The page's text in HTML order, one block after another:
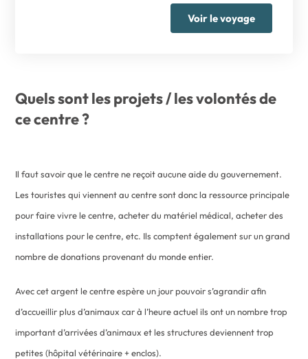
Voir le voyage
Quels sont les projets / les volontés de
ce centre ?
Il faut savoir que le centre ne reçoit aucune aide du gouvernement.
Les touristes qui viennent au centre sont donc la ressource principale
pour faire vivre le centre, acheter du matériel médical, acheter des
installations pour le centre, etc. Ils comptent également sur un grand
nombre de donations provenant du monde entier.
Avec cet argent le centre espère un jour pouvoir s’agrandir afin
d’accueillir plus d’animaux car à l’heure actuel ils ont un nombre trop
important d’arrivées d’animaux et les structures deviennent trop
petites (hôpital vétérinaire + enclos).